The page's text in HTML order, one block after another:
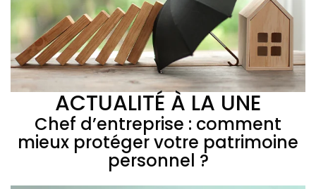
ACTUALITÉ À LA UNE
Chef d’entreprise : comment
mieux protéger votre patrimoine
personnel ?